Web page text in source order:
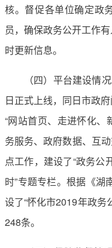
核。督促各单位确定政
员，确保政务公开工作
时更新信息。
（四）平台建设情
日正式上线，同日市政
“网站首页、走进怀化
务服务、政府数据、互
点工作，建设了“政务公
时”专题专栏。根据《湖
设了“怀化市2019年政务
248条。